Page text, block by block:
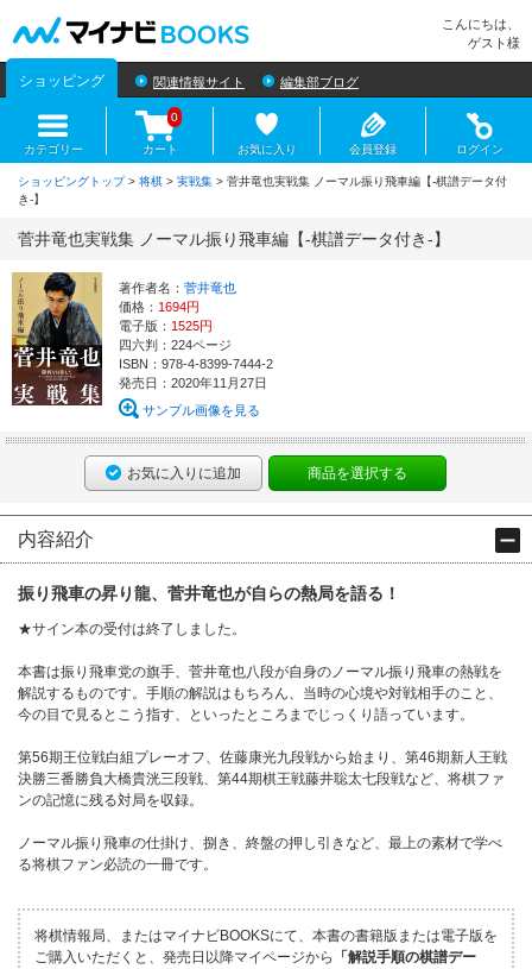
こんにちは、
ゲスト様
ショッピング 関連情報サイト 編集部ブログ
カテゴリー カート
0
お気に入り 会員登録 ログイン
ショッピングトップ> 将棋 > 実戦集 > 菅井竜也実戦集 ノーマル振り飛車編【-棋譜データ付
き-】
菅井竜也実戦集 ノーマル振り飛車編【-棋譜データ付き-】
著作者名： 菅井竜也
価格： 1694円
電子版： 1525円
四六判：224ページ
ISBN：978-4-8399-7444-2
発売日：2020年11月27日
サンプル画像を見る
お気に入りに追加 商品を選択する
内容紹介
振り飛車の昇り龍、菅井竜也が自らの熱局を語る！
★サイン本の受付は終了しました。
本書は振り飛車党の旗手、菅井竜也八段が自身のノーマル振り飛車の熱戦を
解説するものです。手順の解説はもちろん、当時の心境や対戦相手のこと、
今の目で見るとこう指す、といったところまでじっくり語っています。
第56期王位戦白組プレーオフ、佐藤康光九段戦から始まり、第46期新人王戦
決勝三番勝負大橋貴洸三段戦、第44期棋王戦藤井聡太七段戦など、将棋ファ
ンの記憶に残る対局を収録。
ノーマル振り飛車の仕掛け、捌き、終盤の押し引きなど、最上の素材で学べ
る将棋ファン必読の一冊です。
将棋情報局、またはマイナビBOOKSにて、本書の書籍版または電子版を
ご購入いただくと、発売日以降マイページから
「解説手順の棋譜デー